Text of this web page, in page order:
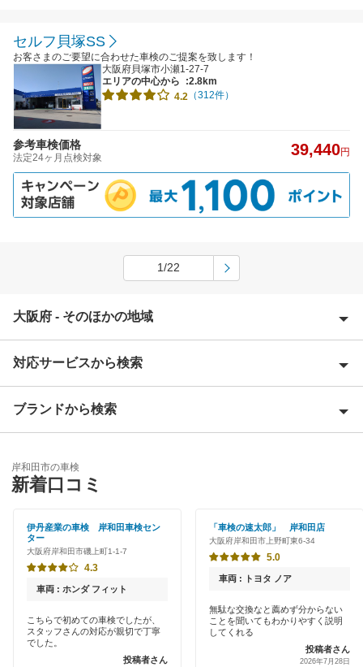
セルフ貝塚SS
お客さまのご要望に合わせた車検のご提案を致します！
大阪府貝塚市小瀬1-27-7
エリアの中心から
:2.8km
4.2 （312件）
参考車検価格
法定24ヶ月点検対象 39,440円
1/22
大阪府 - そのほかの地域
池田市
泉佐野市
和泉市
茨木市
大阪狭山市
貝塚市
柏原市
交野市
対応サービスから検索
Award 受賞店
特典あり
新車初回割りあり
土日祝OK
ブランドから検索
「車検の速太郎」
アップル車検
オートバックス
チャレンジ車検
出光リテール車検
岸和田市の車検
新着口コミ
伊丹産業の車検 岸和田車検セン
ター
大阪府岸和田市磯上町1-1-7
4.3
車両 : ホンダ フィット
こちらで初めての車検でしたが、
スタッフさんの対応が親切で丁寧
でした。
投稿者さん
「車検の速太郎」 岸和田店
大阪府岸和田市上野町東6-34
5.0
車両 : トヨタ ノア
無駄な交換なと薦めず分からない
ことを聞いてもわかりやすく説明
してくれる
投稿者さん
2026年7月28日